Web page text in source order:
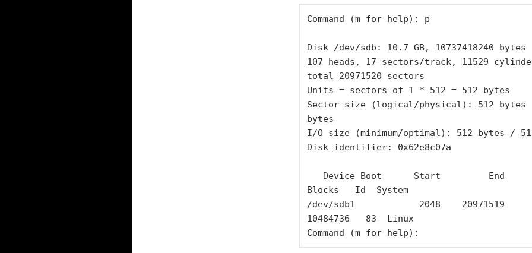
Command (m for help): p
Disk /dev/sdb: 10.7 GB, 10737418240 bytes
107 heads, 17 sectors/track, 11529
total 20971520 sectors
Units = sectors of 1 * 512 = 512 bytes
Sector size (logical/physical): 512 bytes
bytes
I/O size (minimum/optimal): 512 bytes /
Disk identifier: 0x62e8c07a
Device Boot      Start         End
Blocks   Id  System
/dev/sdb1            2048    20971519
10484736   83  Linux
Command (m for help):